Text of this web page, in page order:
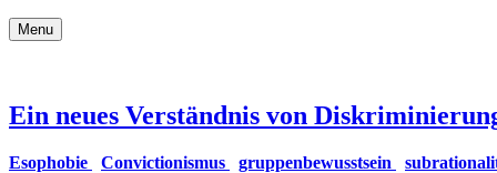
Menu
Ein neues Verständnis von
Esophobie Convictionismus gruppenbewusstsein